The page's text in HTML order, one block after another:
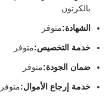
بالكرتون
الشهادة:متوفر
خدمة التخصيص:متوفر
ضمان الجودة:متوفر
خدمة إرجاع الأموال:متوفر